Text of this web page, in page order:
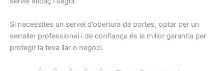
Si necessites un servei d’obertura de portes, optar per un
serraller professional i de confiança és la millor garantia per
protegir la teva llar o negoci.